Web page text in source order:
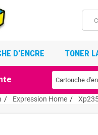
D'ENCRE TONER
Expression Home